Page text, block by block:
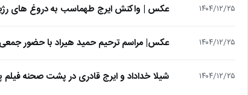
۱۴۰۴/۱۲/۲۵ عکس | واکنش ایرج طهماسب به دروغ های
۱۴۰۴/۱۲/۲۵ عکس| مراسم ترحیم حمید هیراد با حضور جمعی
۱۴۰۴/۱۲/۲۵ شیلا خداداد و ایرج قادری در پشت صحنه فیلم